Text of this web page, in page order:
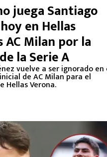
juega Santiago
en Hellas
AC Milan por la
la Serie A
vuelve a ser ignorado en
de AC Milan para el
Hellas Verona.